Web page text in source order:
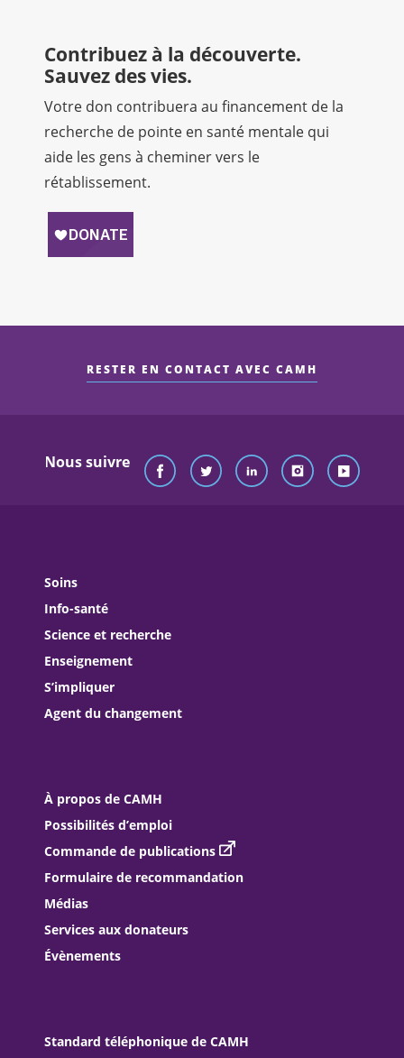
Contribuez à la découverte.
Sauvez des vies.
Votre don contribuera au financement de la
recherche de pointe en santé mentale qui
aide les gens à cheminer vers le
rétablissement.
RESTER EN CONTACT AVEC CAMH
Nous suivre
Soins
Info-santé
Science et recherche
Enseignement
S’impliquer
Agent du changement
À propos de CAMH
Possibilités d’emploi
Commande de publications
Formulaire de recommandation
Médias
Services aux donateurs
Évènements
Standard téléphonique de CAMH